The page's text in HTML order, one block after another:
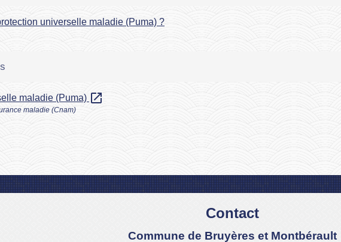
universelle maladie (Puma) ?
maladie (Puma) open_in_new
maladie (Cnam)
Contact
Commune de Bruyères et Montbérault